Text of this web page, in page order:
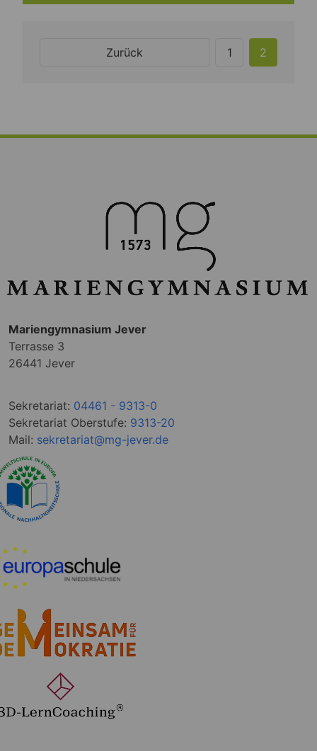
Zurück 1 2
Mariengymnasium Jever
Terrasse 3
26441 Jever
Sekretariat: 04461 - 9313-0
Sekretariat Oberstufe: 9313-20
Mail: sekretariat@mg-jever.de